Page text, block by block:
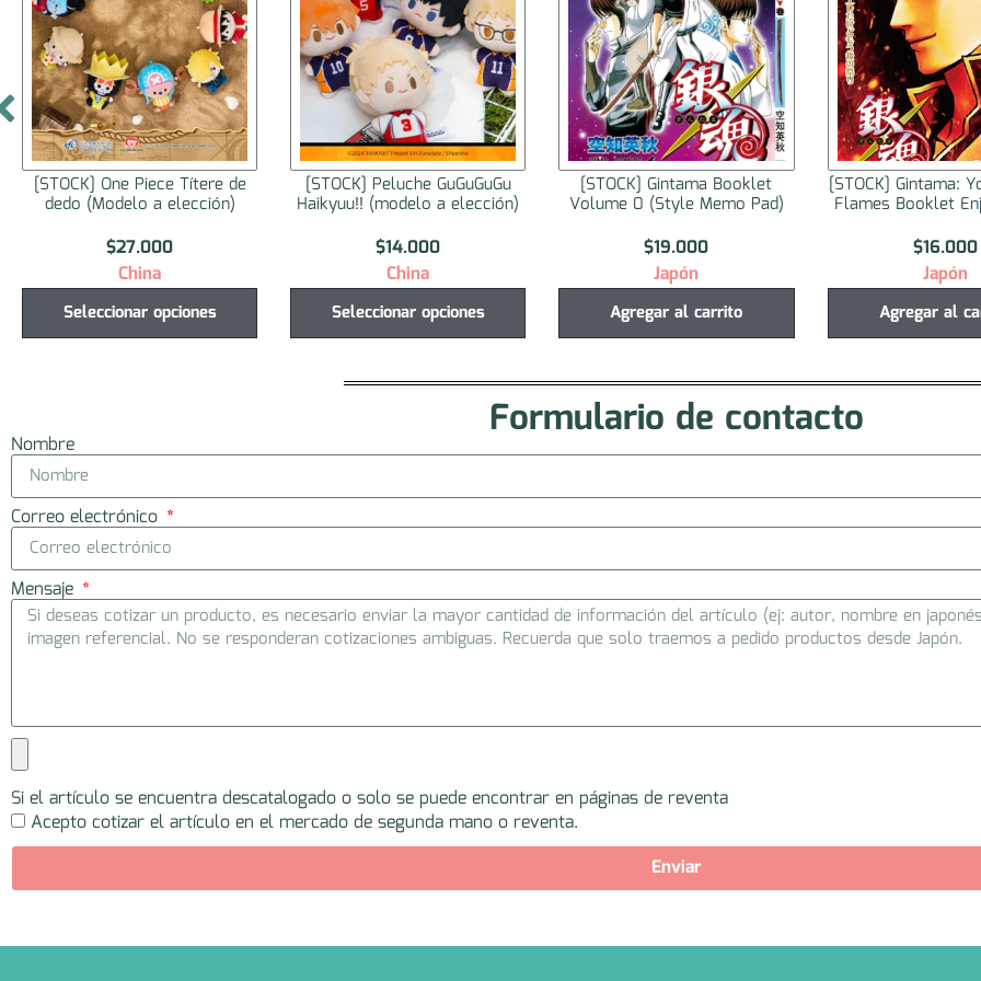
[STOCK] Peluche GuGuGuGu
Haikyuu!! (modelo a elección)
$14.000
China
Seleccionar opciones
[STOCK] Gintama Booklet
Volume 0 (Style Memo Pad)
$19.000
Japón
Agregar al carrito
[STOCK] Gintama: Yoshiwara in
Flames Booklet Enjo Volume
$16.000
Japón
Agregar al carrito
[STOCK] Monthly
2025
$57.000
Japón
Seleccionar
Formulario de contacto
Nombre
Correo electrónico
Mensaje
Si el artículo se encuentra descatalogado o solo se puede encontrar en páginas de reventa
Acepto cotizar el artículo en el mercado de segunda mano o reventa.
Enviar